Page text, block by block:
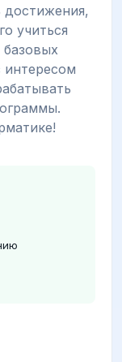
достижения,
учиться
интересом